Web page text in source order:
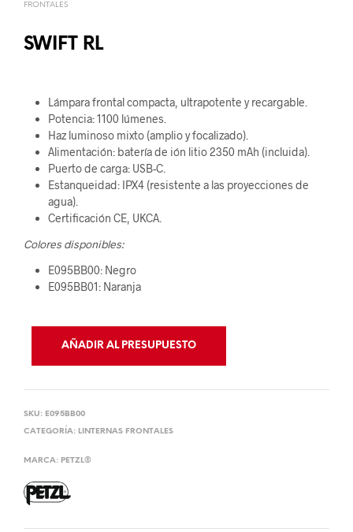
FRONTALES
SWIFT RL
Lámpara frontal compacta, ultrapotente y recargable.
Potencia: 1100 lúmenes.
Haz luminoso mixto (amplio y focalizado).
Alimentación: batería de ión litio 2350 mAh (incluida).
Puerto de carga: USB-C.
Estanqueidad: IPX4 (resistente a las proyecciones de
agua).
Certificación CE, UKCA.
Colores disponibles:
E095BB00: Negro
E095BB01: Naranja
AÑADIR AL PRESUPUESTO
SKU: E095BB00
CATEGORÍA: LINTERNAS FRONTALES
MARCA: PETZL®